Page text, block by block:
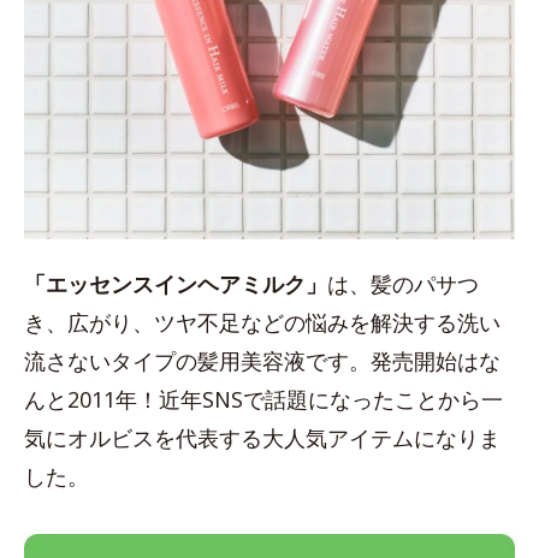
「エッセンスインヘアミルク」 は、髪のパサつ
き、広がり、ツヤ不足などの悩みを解決する洗い
流さないタイプの髪用美容液です。発売開始はな
んと2011年！近年SNSで話題になったことから一
気にオルビスを代表する大人気アイテムになりま
した。